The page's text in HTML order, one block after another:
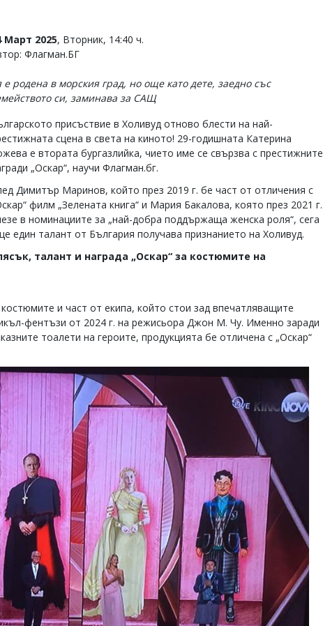
Март 2025, Вторник, 14:40 ч.
Флагман.БГ
е родена в морския град, но още като дете, заедно със
си, заминава за САЩ
присъствие в Холивуд отново блести на най-
сцена в света на киното! 29-годишната Катерина
е втората бургазлийка, чието име се свързва с престижните
„Оскар“, научи Флагман.бг.
Димитър Маринов, който през 2019 г. бе част от отличения с
филм „Зелената книга“ и Мария Бакалова, която през 2021 г.
в номинациите за „най-добра поддържаща женска роля“, сега
един талант от България получава признанието на Холивуд.
талант и награда „Оскар“ за костюмите на
и част от екипа, който стои зад впечатляващите
фентъзи от 2024 г. на режисьора Джон М. Чу. Именно заради
тоалети на героите, продукцията бе отличена с „Оскар“